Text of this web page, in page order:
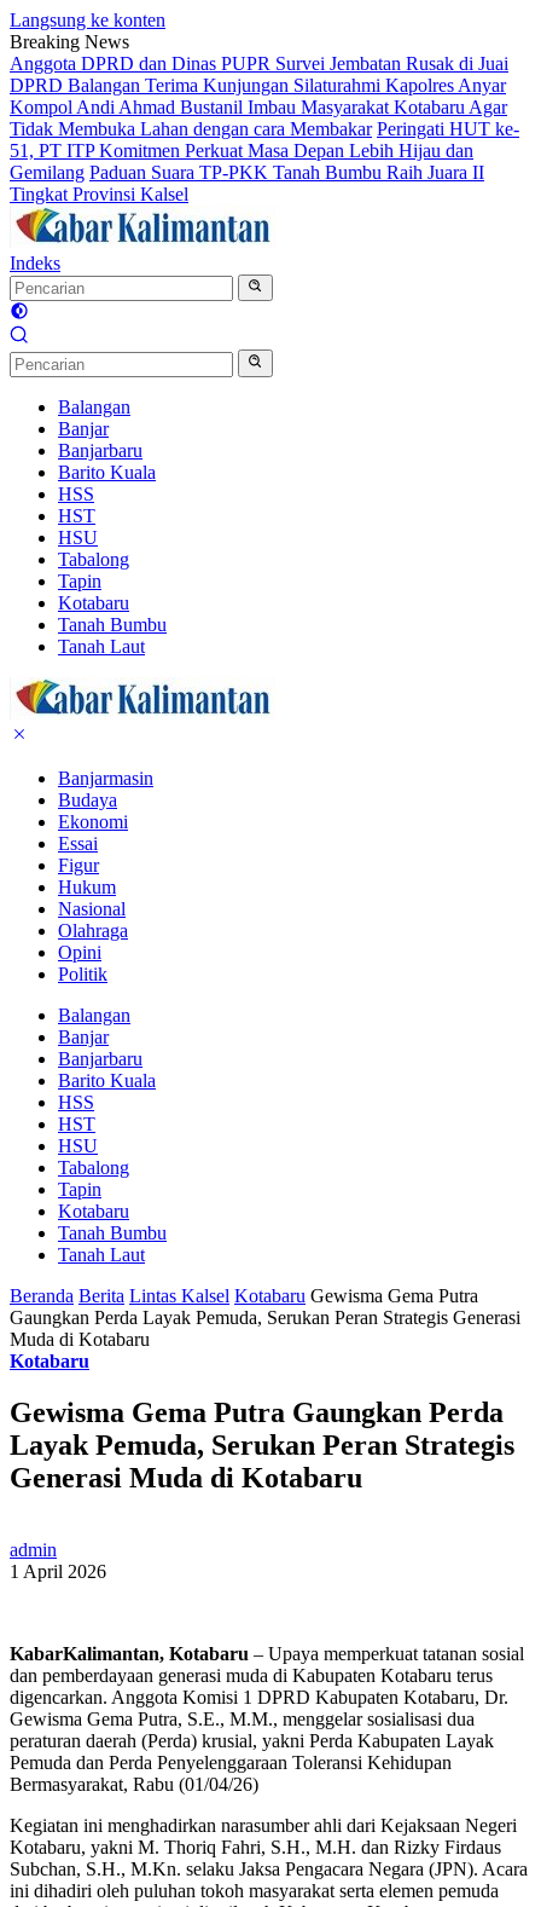
Langsung ke konten
Breaking News
Anggota DPRD dan Dinas PUPR Survei Jembatan Rusak di Juai
DPRD Balangan Terima Kunjungan Silaturahmi Kapolres Anyar
Kompol Andi Ahmad Bustanil Imbau Masyarakat Kotabaru Agar
Tidak Membuka Lahan dengan cara Membakar Peringati HUT ke-
51, PT ITP Komitmen Perkuat Masa Depan Lebih Hijau dan
Gemilang Paduan Suara TP-PKK Tanah Bumbu Raih Juara II
Tingkat Provinsi Kalsel
Indeks
Balangan
Banjar
Banjarbaru
Barito Kuala
HSS
HST
HSU
Tabalong
Tapin
Kotabaru
Tanah Bumbu
Tanah Laut
Banjarmasin
Budaya
Ekonomi
Essai
Figur
Hukum
Nasional
Olahraga
Opini
Politik
Balangan
Banjar
Banjarbaru
Barito Kuala
HSS
HST
HSU
Tabalong
Tapin
Kotabaru
Tanah Bumbu
Tanah Laut
Beranda Berita Lintas Kalsel Kotabaru Gewisma Gema Putra
Gaungkan Perda Layak Pemuda, Serukan Peran Strategis Generasi
Muda di Kotabaru
Kotabaru
Gewisma Gema Putra Gaungkan Perda
Layak Pemuda, Serukan Peran Strategis
Generasi Muda di Kotabaru
admin
1 April 2026
KabarKalimantan, Kotabaru – Upaya memperkuat tatanan sosial
dan pemberdayaan generasi muda di Kabupaten Kotabaru terus
digencarkan. Anggota Komisi 1 DPRD Kabupaten Kotabaru, Dr.
Gewisma Gema Putra, S.E., M.M., menggelar sosialisasi dua
peraturan daerah (Perda) krusial, yakni Perda Kabupaten Layak
Pemuda dan Perda Penyelenggaraan Toleransi Kehidupan
Bermasyarakat, Rabu (01/04/26)
Kegiatan ini menghadirkan narasumber ahli dari Kejaksaan Negeri
Kotabaru, yakni M. Thoriq Fahri, S.H., M.H. dan Rizky Firdaus
Subchan, S.H., M.Kn. selaku Jaksa Pengacara Negara (JPN). Acara
ini dihadiri oleh puluhan tokoh masyarakat serta elemen pemuda